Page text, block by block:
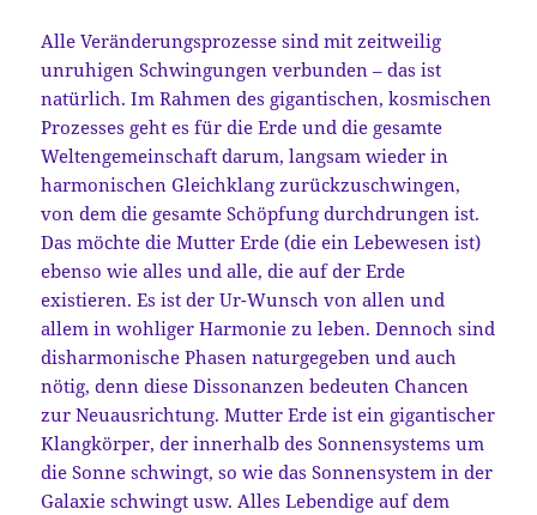
Alle Veränderungsprozesse sind mit zeitweilig
unruhigen Schwingungen verbunden – das ist
natürlich. Im Rahmen des gigantischen, kosmischen
Prozesses geht es für die Erde und die gesamte
Weltengemeinschaft darum, langsam wieder in
harmonischen Gleichklang zurückzuschwingen,
von dem die gesamte Schöpfung durchdrungen ist.
Das möchte die Mutter Erde (die ein Lebewesen ist)
ebenso wie alles und alle, die auf der Erde
existieren. Es ist der Ur-Wunsch von allen und
allem in wohliger Harmonie zu leben. Dennoch sind
disharmonische Phasen naturgegeben und auch
nötig, denn diese Dissonanzen bedeuten Chancen
zur Neuausrichtung. Mutter Erde ist ein gigantischer
Klangkörper, der innerhalb des Sonnensystems um
die Sonne schwingt, so wie das Sonnensystem in der
Galaxie schwingt usw. Alles Lebendige auf dem